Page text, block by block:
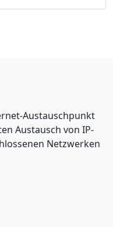
Austauschpunkt
Austausch von IP-
Netzwerken